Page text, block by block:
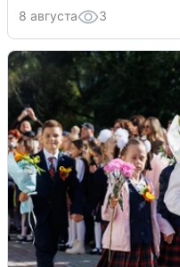
8 августа 3